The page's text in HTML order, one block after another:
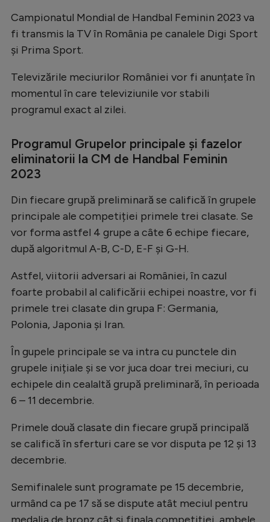
Campionatul Mondial de Handbal Feminin 2023 va
fi transmis la TV în România pe canalele Digi Sport
și Prima Sport.
Televizările meciurilor României vor fi anunțate în
momentul în care televiziunile vor stabili
programul exact al zilei.
Programul Grupelor principale și fazelor
eliminatorii la CM de Handbal Feminin
2023
Din fiecare grupă preliminară se califică în grupele
principale ale competiției primele trei clasate. Se
vor forma astfel 4 grupe a câte 6 echipe fiecare,
după algoritmul A-B, C-D, E-F și G-H.
Astfel, viitorii adversari ai României, în cazul
foarte probabil al calificării echipei noastre, vor fi
primele trei clasate din grupa F: Germania,
Polonia, Japonia și Iran.
În gupele principale se va intra cu punctele din
grupele inițiale și se vor juca doar trei meciuri, cu
echipele din cealaltă grupă preliminară, în perioada
6 – 11 decembrie.
Primele două clasate din fiecare grupă principală
se califică în sferturi care se vor disputa pe 12 și 13
decembrie.
Semifinalele sunt programate pe 15 decembrie,
urmând ca pe 17 să se dispute atât meciul pentru